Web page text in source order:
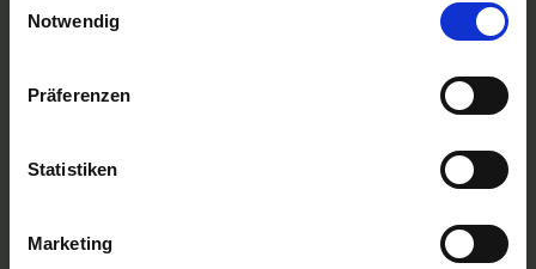
Notwendig
Präferenzen
Statistiken
Marketing
Nilkreuzfahrt
MS Alina
nickoVISION
TOP Themen